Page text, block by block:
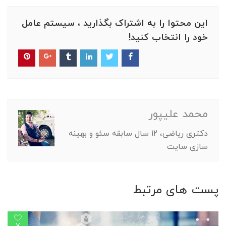
این محتوا را به اشتراک بگذارید ، سیستم عامل
خود را انتخاب کنید!
محمد علیپور
دکتری ریاضی، 12 سال سابقه سئو و بهینه
سازی سایت
پست های مرتبط